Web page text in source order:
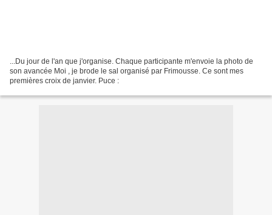
...Du jour de l'an que j'organise. Chaque participante m'envoie la photo de
son avancée Moi , je brode le sal organisé par Frimousse. Ce sont mes
premières croix de janvier. Puce :